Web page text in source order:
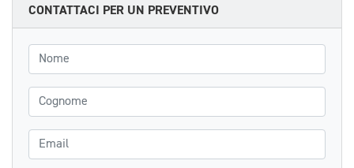
CONTATTACI PER UN PREVENTIVO
Nome
Cognome
Email